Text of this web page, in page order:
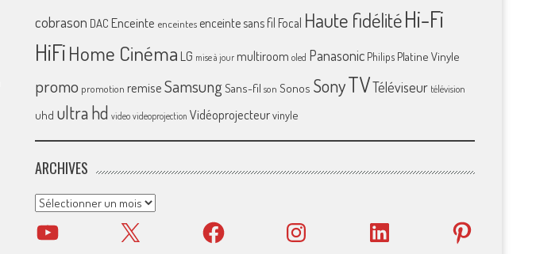
cobrason DAC Enceinte enceintes enceinte sans fil Focal Haute fidélitéHi-Fi
HiFiHome Cinéma LG mise à jour multiroom oled Panasonic Philips Platine Vinyle
promo promotion remiseSamsungSans-fil son Sonos SonyTVTéléviseur télévision
uhd ultra hd video videoprojection Vidéoprojecteurvinyle
ARCHIVES
Archives
YouTube X Facebook Instagram LinkedIn Pinterest